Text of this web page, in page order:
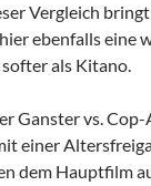
Vergleich
ebenfalls eine
als Kitano.
Ganster vs.
einer
dem Hauptfilm